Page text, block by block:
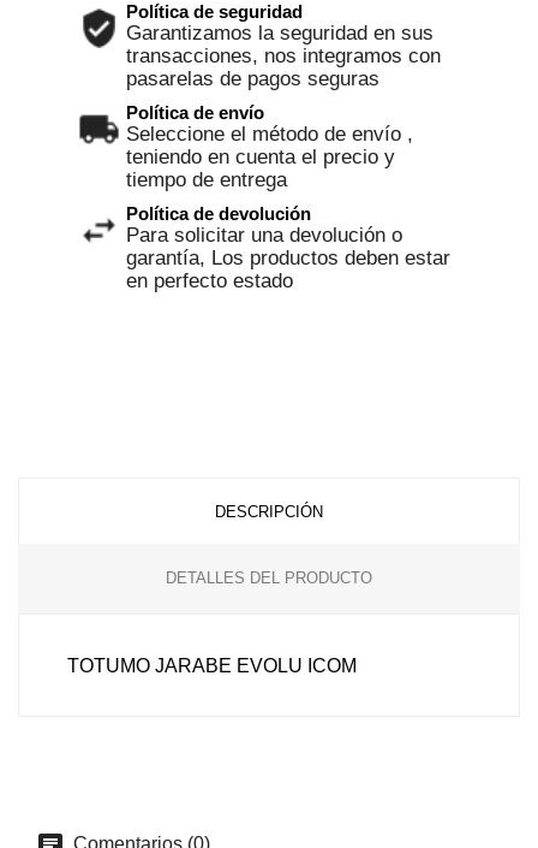
Política de seguridad
Garantizamos la seguridad en sus
transacciones, nos integramos con
pasarelas de pagos seguras
Política de envío
Seleccione el método de envío ,
teniendo en cuenta el precio y
tiempo de entrega
Política de devolución
Para solicitar una devolución o
garantía, Los productos deben estar
en perfecto estado
DESCRIPCIÓN
DETALLES DEL PRODUCTO
TOTUMO JARABE EVOLU ICOM